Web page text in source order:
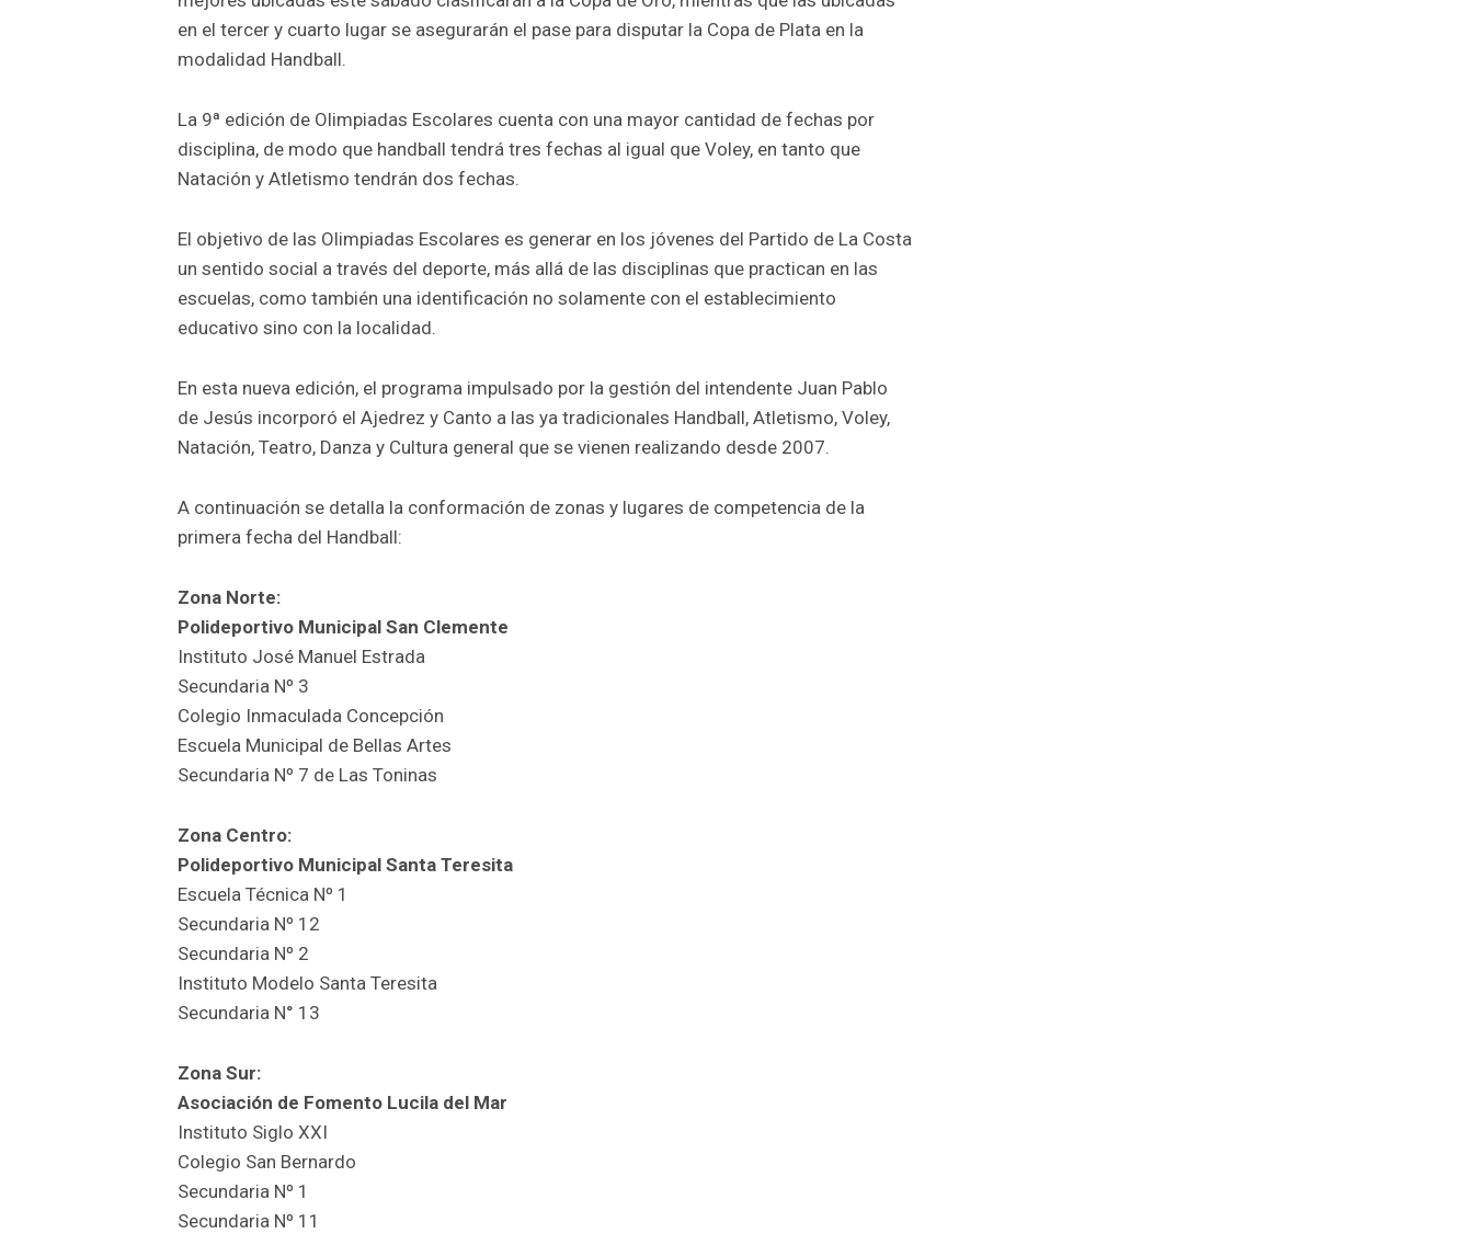
en el tercer y cuarto lugar se asegurarán el pase para disputar la Copa de Plata en la
modalidad Handball.
La 9ª edición de Olimpiadas Escolares cuenta con una mayor cantidad de fechas por
disciplina, de modo que handball tendrá tres fechas al igual que Voley, en tanto que
Natación y Atletismo tendrán dos fechas.
El objetivo de las Olimpiadas Escolares es generar en los jóvenes del Partido de La Costa
un sentido social a través del deporte, más allá de las disciplinas que practican en las
escuelas, como también una identificación no solamente con el establecimiento
educativo sino con la localidad.
En esta nueva edición, el programa impulsado por la gestión del intendente Juan Pablo
de Jesús incorporó el Ajedrez y Canto a las ya tradicionales Handball, Atletismo, Voley,
Natación, Teatro, Danza y Cultura general que se vienen realizando desde 2007.
A continuación se detalla la conformación de zonas y lugares de competencia de la
primera fecha del Handball:
Zona Norte:
Polideportivo Municipal San Clemente
Instituto José Manuel Estrada
Secundaria Nº 3
Colegio Inmaculada Concepción
Escuela Municipal de Bellas Artes
Secundaria Nº 7 de Las Toninas
Zona Centro:
Polideportivo Municipal Santa Teresita
Escuela Técnica Nº 1
Secundaria Nº 12
Secundaria Nº 2
Instituto Modelo Santa Teresita
Secundaria N° 13
Zona Sur:
Asociación de Fomento Lucila del Mar
Instituto Siglo XXI
Colegio San Bernardo
Secundaria Nº 1
Secundaria Nº 11